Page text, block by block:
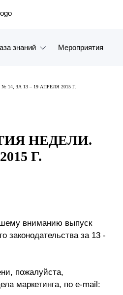
знаний Мероприятия
ЗА 13 – 19 АПРЕЛЯ 2015 Г.
НЕДЕЛИ.
Г.
вниманию выпуск
законодательства за 13 -
пожалуйста,
маркетинга, по e-mail: